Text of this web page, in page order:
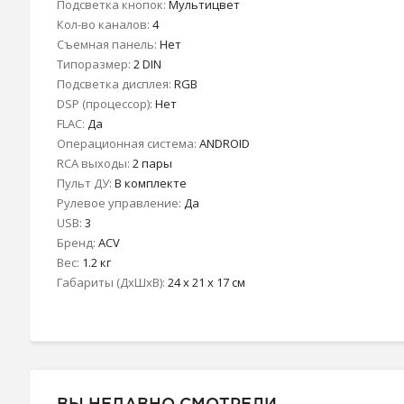
Подсветка кнопок: Мультицвет
Кол-во каналов: 4
Съемная панель: Нет
Типоразмер: 2 DIN
Подсветка дисплея: RGB
DSP (процессор): Нет
FLAC: Да
Операционная система: ANDROID
RCA выходы: 2 пары
Пульт ДУ: В комплекте
Рулевое управление: Да
USB: 3
Бренд: ACV
Вес: 1.2 кг
Габариты (ДхШхВ): 24 x 21 x 17 см